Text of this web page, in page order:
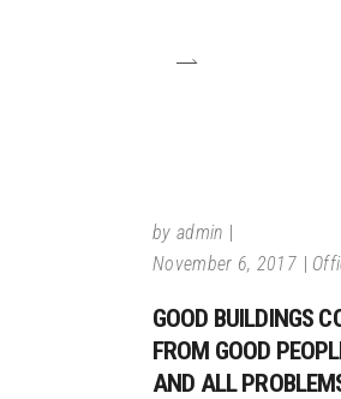
by admin
November 6, 2017
GOOD BUILDINGS
FROM GOOD
AND ALL